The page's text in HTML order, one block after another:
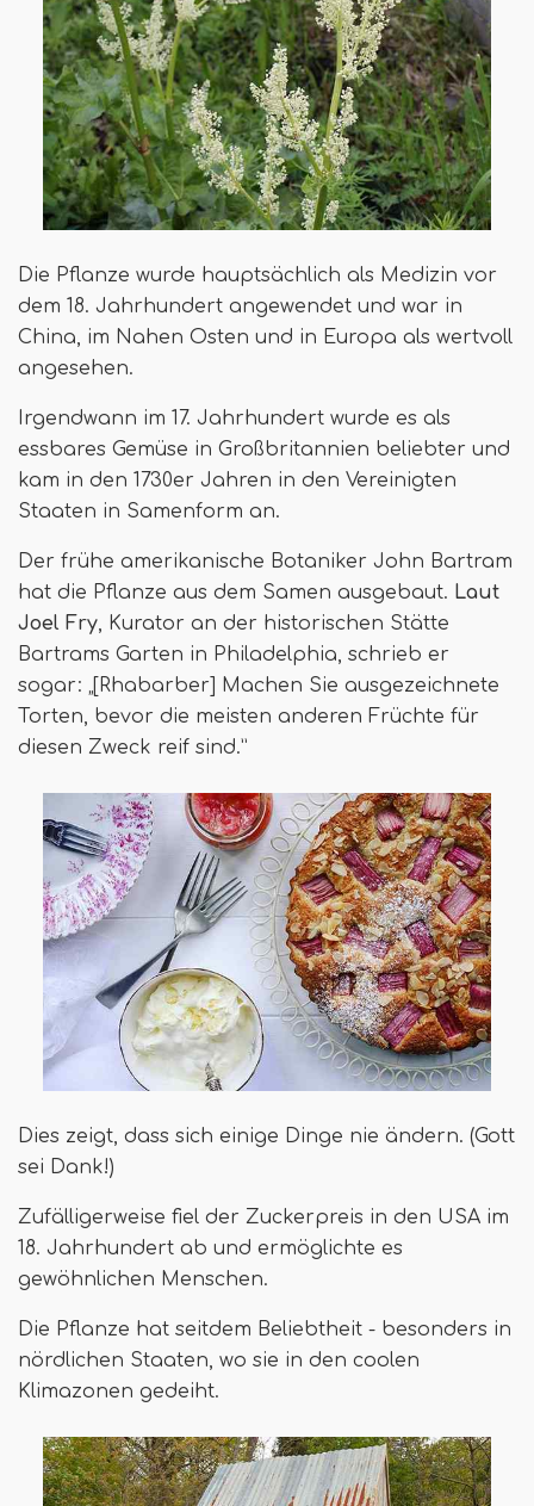
Die Pflanze wurde hauptsächlich als Medizin vor
dem 18. Jahrhundert angewendet und war in
China, im Nahen Osten und in Europa als wertvoll
angesehen.
Irgendwann im 17. Jahrhundert wurde es als
essbares Gemüse in Großbritannien beliebter und
kam in den 1730er Jahren in den Vereinigten
Staaten in Samenform an.
Der frühe amerikanische Botaniker John Bartram
hat die Pflanze aus dem Samen ausgebaut. Laut
Joel Fry, Kurator an der historischen Stätte
Bartrams Garten in Philadelphia, schrieb er
sogar: „[Rhabarber] Machen Sie ausgezeichnete
Torten, bevor die meisten anderen Früchte für
diesen Zweck reif sind.”
Dies zeigt, dass sich einige Dinge nie ändern. (Gott
sei Dank!)
Zufälligerweise fiel der Zuckerpreis in den USA im
18. Jahrhundert ab und ermöglichte es
gewöhnlichen Menschen.
Die Pflanze hat seitdem Beliebtheit - besonders in
nördlichen Staaten, wo sie in den coolen
Klimazonen gedeiht.